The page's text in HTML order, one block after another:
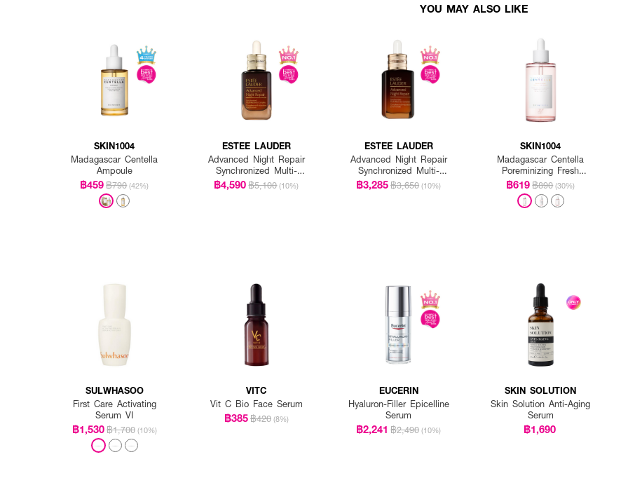
YOU MAY ALSO LIKE
SKIN1004
Madagascar Centella
Ampoule
฿459฿790 (42%)
ESTEE LAUDER
Advanced Night Repair
Synchronized Multi-
Recovery Complex
฿4,590฿5,100 (10%)
ESTEE LAUDER
Advanced Night Repair
Synchronized Multi-
Recovery Complex
฿3,285฿3,650 (10%)
SKIN1004
Madagascar Centella
Poreminizing Fresh
Ampoule
฿619฿890 (30%)
SULWHASOO
First Care Activating
Serum VI
฿1,530฿1,700 (10%)
VITC
Vit C Bio Face Serum
฿385฿420 (8%)
EUCERIN
Hyaluron-Filler Epicelline
Serum
฿2,241 ฿2,490 (10%)
SKIN SOLUTION
Skin Solution Anti-Aging
Serum
฿1,690